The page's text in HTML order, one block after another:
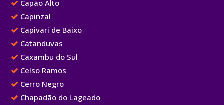
Capão Alto
Capinzal
Capivari de Baixo
Catanduvas
Caxambu do Sul
Celso Ramos
Cerro Negro
Chapadão do Lageado